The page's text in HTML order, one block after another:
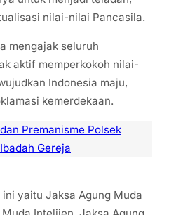
nilai-nilai Pancasila.
mengajak seluruh
aktif memperkokoh nilai-
Indonesia maju,
kemerdekaan.
Premanisme Polsek
Gereja
yaitu Jaksa Agung Muda